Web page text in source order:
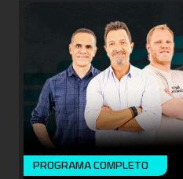
PROGRAMA COMPLETO